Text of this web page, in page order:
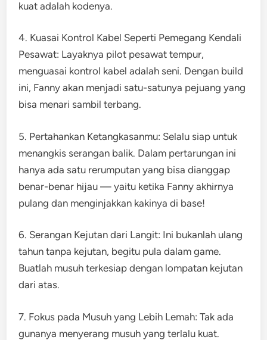
kuat adalah kodenya.
4. Kuasai Kontrol Kabel Seperti Pemegang Kendali
Pesawat: Layaknya pilot pesawat tempur,
menguasai kontrol kabel adalah seni. Dengan build
ini, Fanny akan menjadi satu-satunya pejuang yang
bisa menari sambil terbang.
5. Pertahankan Ketangkasanmu: Selalu siap untuk
menangkis serangan balik. Dalam pertarungan ini
hanya ada satu rerumputan yang bisa dianggap
benar-benar hijau — yaitu ketika Fanny akhirnya
pulang dan menginjakkan kakinya di base!
6. Serangan Kejutan dari Langit: Ini bukanlah ulang
tahun tanpa kejutan, begitu pula dalam game.
Buatlah musuh terkesiap dengan lompatan kejutan
dari atas.
7. Fokus pada Musuh yang Lebih Lemah: Tak ada
gunanya menyerang musuh yang terlalu kuat.